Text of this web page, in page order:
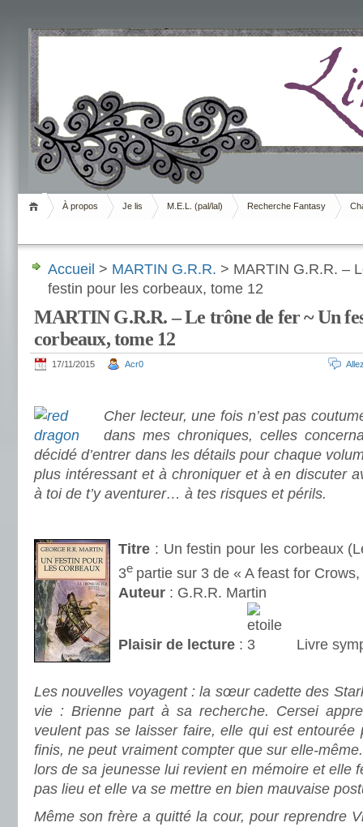
Livrement
À propos Je lis M.E.L. (pal/lal) Recherche Fantasy
Accueil > MARTIN G.R.R. > MARTIN G.R.R. –
festin pour les corbeaux, tome 12
MARTIN G.R.R. – Le trône de fer ~ Un
corbeaux, tome 12
17/11/2015 Acr0
Cher lecteur, une fois n’est pas
dans mes chroniques, celles
décidé d’entrer dans les détails pour chaque
plus intéressant et à chroniquer et à en discuter
à toi de t’y aventurer… à tes risques et périls.
Titre : Un festin pour les corbeaux
3e partie sur 3 de « A feast for
Auteur : G.R.R. Martin
Plaisir de lecture :
Livre
Les nouvelles voyagent : la sœur cadette des
vie : Brienne part à sa recherche. Cersei
veulent pas se laisser faire, elle qui est entourée
finis, ne peut vraiment compter que sur elle-
lors de sa jeunesse lui revient en mémoire et elle
pas lieu et elle va se mettre en bien mauvaise
Même son frère a quitté la cour, pour reprendre